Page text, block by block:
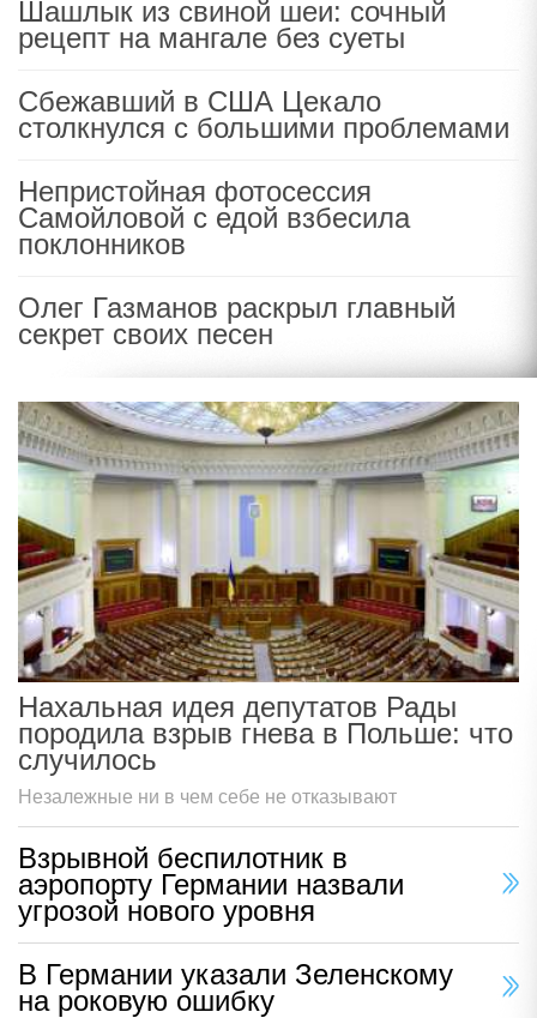
Шашлык из свиной шеи: сочный
рецепт на мангале без суеты
Сбежавший в США Цекало
столкнулся с большими проблемами
Непристойная фотосессия
Самойловой с едой взбесила
поклонников
Олег Газманов раскрыл главный
секрет своих песен
Нахальная идея депутатов Рады
породила взрыв гнева в Польше: что
случилось
Незалежные ни в чем себе не отказывают
Взрывной беспилотник в
аэропорту Германии назвали
угрозой нового уровня
В Германии указали Зеленскому
на роковую ошибку